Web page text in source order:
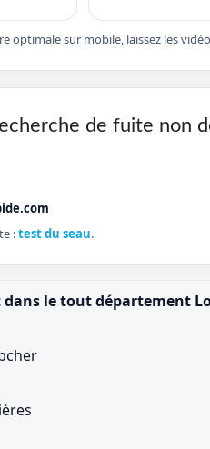
optimale sur mobile, laissez les
de fuite non
:test du seau.
dans le tout département